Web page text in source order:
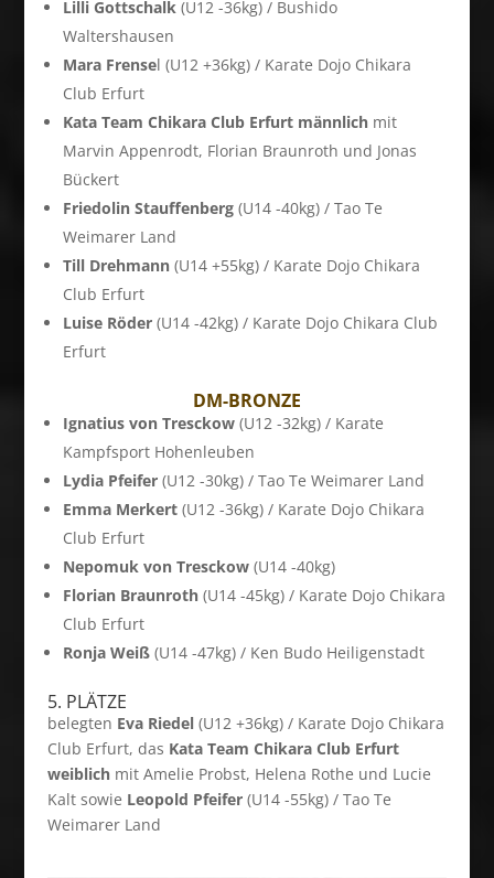
Lilli Gottschalk(U12 -36kg) / Bushido
Waltershausen
Mara Frensel (U12 +36kg) / Karate Dojo Chikara
Club Erfurt
Kata Team Chikara Club Erfurt männlichmit
Marvin Appenrodt, Florian Braunroth und Jonas
Bückert
Friedolin Stauffenberg(U14 -40kg) / Tao Te
Weimarer Land
Till Drehmann(U14 +55kg) / Karate Dojo Chikara
Club Erfurt
Luise Röder(U14 -42kg) / Karate Dojo Chikara Club
Erfurt
DM-BRONZE
Ignatius von Tresckow(U12 -32kg) / Karate
Kampfsport Hohenleuben
Lydia Pfeifer(U12 -30kg) / Tao Te Weimarer Land
Emma Merkert(U12 -36kg) / Karate Dojo Chikara
Club Erfurt
Nepomuk von Tresckow(U14 -40kg)
Florian Braunroth(U14 -45kg) / Karate Dojo Chikara
Club Erfurt
Ronja Weiß(U14 -47kg) / Ken Budo Heiligenstadt
5. PLÄTZE
belegten Eva Riedel(U12 +36kg) / Karate Dojo Chikara
Club Erfurt, das Kata Team Chikara Club Erfurt
weiblichmit Amelie Probst, Helena Rothe und Lucie
Kalt sowie Leopold Pfeifer(U14 -55kg) / Tao Te
Weimarer Land